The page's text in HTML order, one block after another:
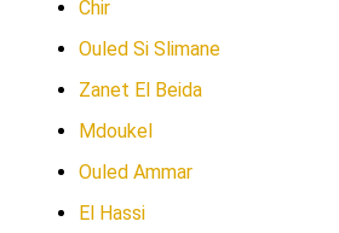
Chir
Ouled Si Slimane
Zanet El Beida
Mdoukel
Ouled Ammar
El Hassi